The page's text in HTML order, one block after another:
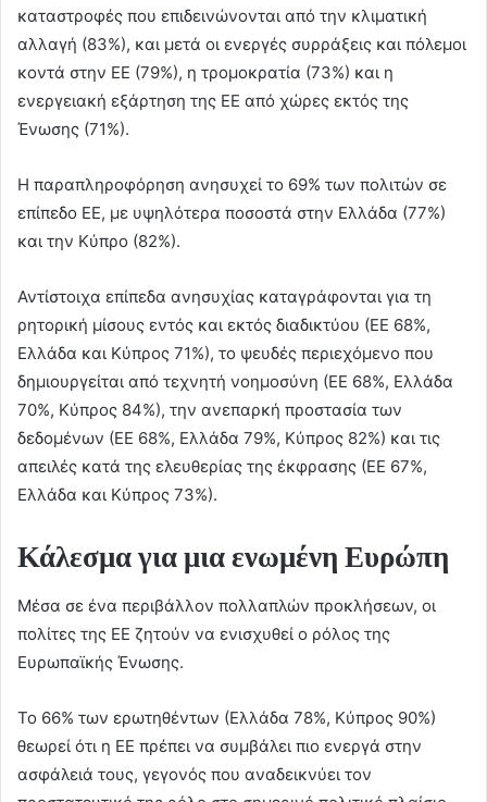
καταστροφές που επιδεινώνονται από την κλιματική
αλλαγή (83%), και μετά οι ενεργές συρράξεις και πόλεμοι
κοντά στην ΕΕ (79%), η τρομοκρατία (73%) και η
ενεργειακή εξάρτηση της ΕΕ από χώρες εκτός της
Ένωσης (71%).
Η παραπληροφόρηση ανησυχεί το 69% των πολιτών σε
επίπεδο ΕΕ, με υψηλότερα ποσοστά στην Ελλάδα (77%)
και την Κύπρο (82%).
Αντίστοιχα επίπεδα ανησυχίας καταγράφονται για τη
ρητορική μίσους εντός και εκτός διαδικτύου (ΕΕ 68%,
Ελλάδα και Κύπρος 71%), το ψευδές περιεχόμενο που
δημιουργείται από τεχνητή νοημοσύνη (ΕΕ 68%, Ελλάδα
70%, Κύπρος 84%), την ανεπαρκή προστασία των
δεδομένων (ΕΕ 68%, Ελλάδα 79%, Κύπρος 82%) και τις
απειλές κατά της ελευθερίας της έκφρασης (ΕΕ 67%,
Ελλάδα και Κύπρος 73%).
Κάλεσμα για μια ενωμένη Ευρώπη
Μέσα σε ένα περιβάλλον πολλαπλών προκλήσεων, οι
πολίτες της ΕΕ ζητούν να ενισχυθεί ο ρόλος της
Ευρωπαϊκής Ένωσης.
Το 66% των ερωτηθέντων (Ελλάδα 78%, Κύπρος 90%)
θεωρεί ότι η ΕΕ πρέπει να συμβάλει πιο ενεργά στην
ασφάλειά τους, γεγονός που αναδεικνύει τον